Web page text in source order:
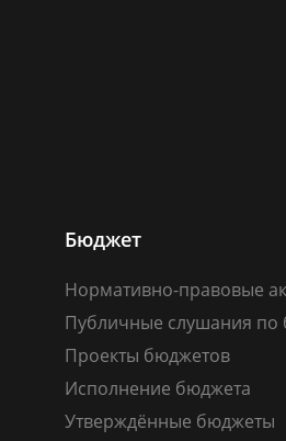
Бюджет
Нормативно-правовые
Публичные слушания по
Проекты бюджетов
Исполнение бюджета
Утверждённые бюджеты